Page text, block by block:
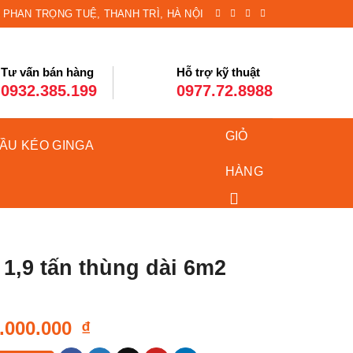
PHAN TRỌNG TUỆ, THANH TRÌ, HÀ NỘI
Tư vấn bán hàng
0932.385.199
Hỗ trợ kỹ thuật
0977.72.8988
KÉO GINGA
GIỎ
HÀNG
tấn thùng dài 6m2
₫Giá
hiện